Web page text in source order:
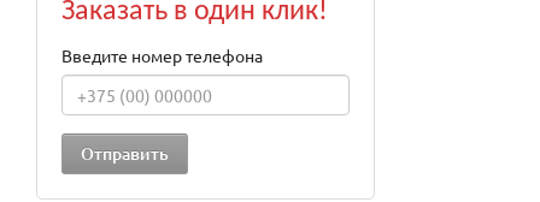
Заказать в один клик!
Введите номер телефона